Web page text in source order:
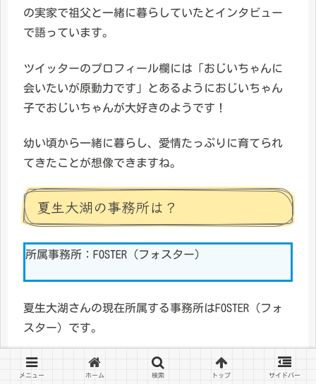
の実家で祖父と一緒に暮らしていたとインタビュー
で語っています。
ツイッターのプロフィール欄には「おじいちゃんに
会いたいが原動力です」とあるようにおじいちゃん
子でおじいちゃんが大好きのようです！
幼い頃から一緒に暮らし、愛情たっぷりに育てられ
てきたことが想像できますね。
夏生大湖の事務所は？
所属事務所：FOSTER（フォスター）
夏生大湖さんの現在所属する事務所はFOSTER（フォ
スター）です。
夏生大湖さんの他に所属しているタレントさんは、
メニュー ホーム 検索 トップ サイドバー